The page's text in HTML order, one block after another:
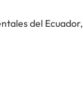
del Ecuador,